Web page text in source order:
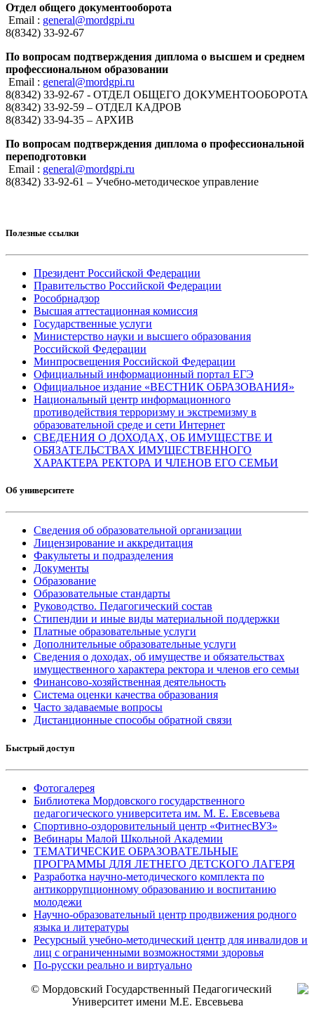
Отдел общего документооборота
Email : general@mordgpi.ru
8(8342) 33-92-67
По вопросам подтверждения диплома о высшем и среднем
профессиональном образовании
Email : general@mordgpi.ru
8(8342) 33-92-67 - ОТДЕЛ ОБЩЕГО ДОКУМЕНТООБОРОТА
8(8342) 33-92-59 – ОТДЕЛ КАДРОВ
8(8342) 33-94-35 – АРХИВ
По вопросам подтверждения диплома о профессиональной
переподготовки
Email : general@mordgpi.ru
8(8342) 33-92-61 – Учебно-методическое управление
Полезные ссылки
Президент Российской Федерации
Правительство Российской Федерации
Рособрнадзор
Высшая аттестационная комиссия
Государственные услуги
Министерство науки и высшего образования
Российской Федерации
Минпросвещения Российской Федерации
Официальный информационный портал ЕГЭ
Официальное издание «ВЕСТНИК ОБРАЗОВАНИЯ»
Национальный центр информационного
противодействия терроризму и экстремизму в
образовательной среде и сети Интернет
СВЕДЕНИЯ О ДОХОДАХ, ОБ ИМУЩЕСТВЕ И
ОБЯЗАТЕЛЬСТВАХ ИМУЩЕСТВЕННОГО
ХАРАКТЕРА РЕКТОРА И ЧЛЕНОВ ЕГО СЕМЬИ
Об университете
Сведения об образовательной организации
Лицензирование и аккредитация
Факультеты и подразделения
Документы
Образование
Образовательные стандарты
Руководство. Педагогический состав
Стипендии и иные виды материальной поддержки
Платные образовательные услуги
Дополнительные образовательные услуги
Сведения о доходах, об имуществе и обязательствах
имущественного характера ректора и членов его семьи
Финансово-хозяйственная деятельность
Система оценки качества образования
Часто задаваемые вопросы
Дистанционные способы обратной связи
Быстрый доступ
Фотогалерея
Библиотека Мордовского государственного
педагогического университета им. М. Е. Евсевьева
Спортивно-оздоровительный центр «ФитнесВУЗ»
Вебинары Малой Школьной Академии
ТЕМАТИЧЕСКИЕ ОБРАЗОВАТЕЛЬНЫЕ
ПРОГРАММЫ ДЛЯ ЛЕТНЕГО ДЕТСКОГО ЛАГЕРЯ
Разработка научно-методического комплекта по
антикоррупционному образованию и воспитанию
молодежи
Научно-образовательный центр продвижения родного
языка и литературы
Ресурсный учебно-методический центр для инвалидов и
лиц с ограниченными возможностями здоровья
По-русски реально и виртуально
© Мордовский Государственный Педагогический
Университет имени М.Е. Евсевьева